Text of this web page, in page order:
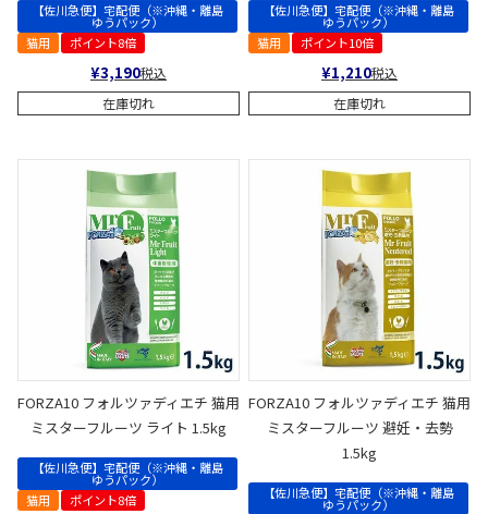
【佐川急便】宅配便（※沖縄・離島
ゆうパック）
猫用
ポイント8倍
¥3,190税込
在庫切れ
【佐川急便】宅配便（※沖縄・離島
ゆうパック）
猫用
ポイント10倍
¥1,210税込
在庫切れ
FORZA10 フォルツァディエチ 猫用
ミスターフルーツ ライト 1.5kg
【佐川急便】宅配便（※沖縄・離島
ゆうパック）
猫用
ポイント8倍
FORZA10 フォルツァディエチ 猫用
ミスターフルーツ 避妊・去勢
1.5kg
【佐川急便】宅配便（※沖縄・離島
ゆうパック）